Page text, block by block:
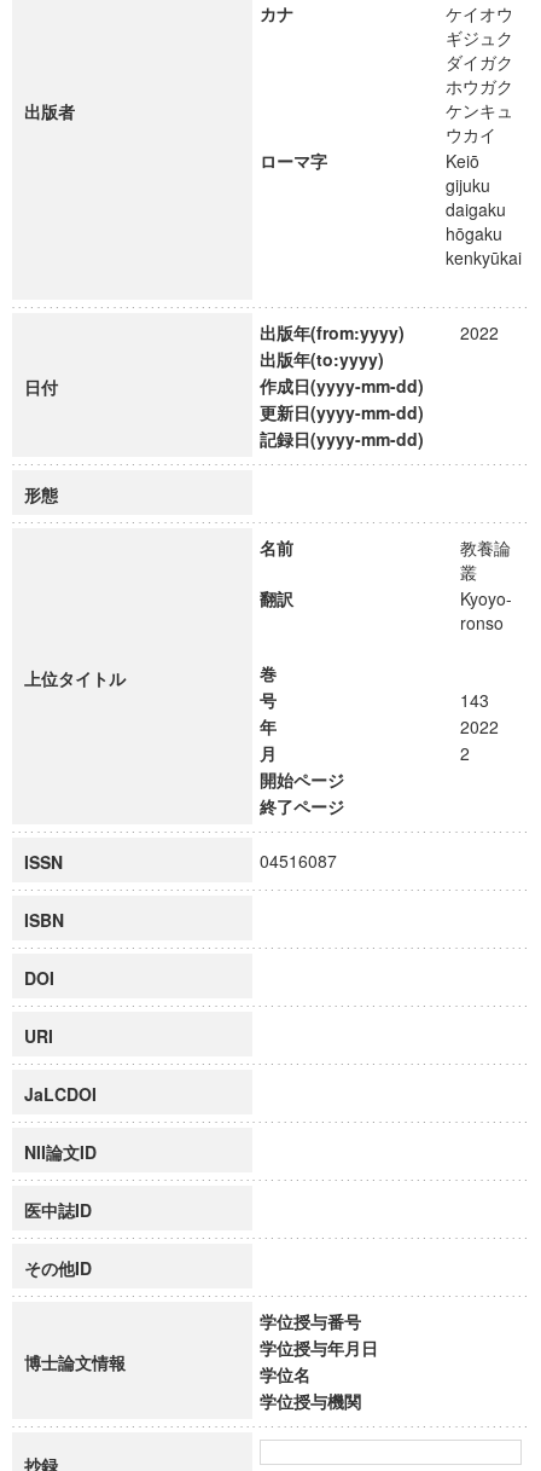
出版者
カナ
ケイオウ
ギジュク
ダイガク
ホウガク
ケンキュ
ウカイ
ローマ字
Keiō
gijuku
daigaku
hōgaku
kenkyūkai
日付
出版年(from:yyyy)
2022
出版年(to:yyyy)
作成日(yyyy-mm-dd)
更新日(yyyy-mm-dd)
記録日(yyyy-mm-dd)
形態
上位タイトル
名前
教養論
叢
翻訳
Kyoyo-
ronso
巻
号
143
年
2022
月
2
開始ページ
終了ページ
ISSN 04516087
ISBN
DOI
URI
JaLCDOI
NII論文ID
医中誌ID
その他ID
博士論文情報
学位授与番号
学位授与年月日
学位名
学位授与機関
抄録